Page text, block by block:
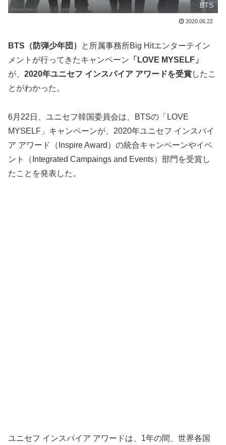
BTS
2020.06.22
BTS（防弾少年団）
と所属事務所Big Hitエンターテイン
メントが行ってきたキャンペーン 「LOVE MYSELF」
が、 2020年ユニセフ インスパイア アワードを受賞したこ
とがわかった。
6月22日、ユニセフ韓国委員会は、BTSの「LOVE
MYSELF」キャンペーンが、2020年ユニセフ インスパイ
ア アワード（Inspire Award）の統合キャンペーンやイベ
ント（Integrated Campaings and Events）部門を受賞し
たことを発表した。
ユニセフ インスパイア アワードは、1年の間、世界各国